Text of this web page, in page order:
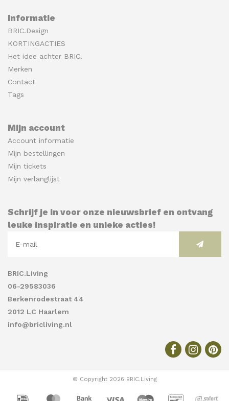
Informatie
BRIC.Design
KORTINGACTIES
Het idee achter BRIC.
Merken
Contact
Tags
Mijn account
Account informatie
Mijn bestellingen
Mijn tickets
Mijn verlanglijst
Schrijf je in voor onze nieuwsbrief en ontvang
leuke inspiratie en unieke acties!
BRIC.Living
06-29583036
Berkenrodestraat 44
2012 LC Haarlem
info@bricliving.nl
© Copyright 2026 BRIC.Living